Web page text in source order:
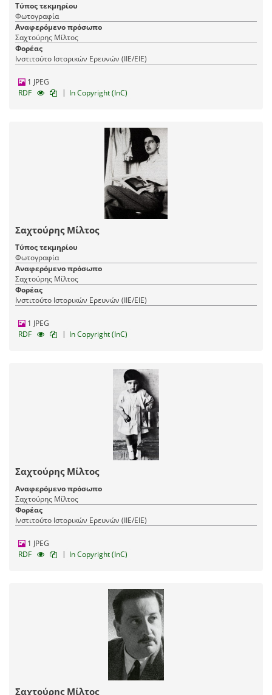
Τύπος τεκμηρίου
Φωτογραφία
Αναφερόμενο πρόσωπο
Σαχτούρης Μίλτος
Φορέας
Ινστιτούτο Ιστορικών Ερευνών (ΙΙΕ/ΕΙΕ)
1 JPEG
RDF
| In Copyright (InC)
Σαχτούρης Μίλτος
Τύπος τεκμηρίου
Φωτογραφία
Αναφερόμενο πρόσωπο
Σαχτούρης Μίλτος
Φορέας
Ινστιτούτο Ιστορικών Ερευνών (ΙΙΕ/ΕΙΕ)
1 JPEG
RDF
| In Copyright (InC)
Σαχτούρης Μίλτος
Αναφερόμενο πρόσωπο
Σαχτούρης Μίλτος
Φορέας
Ινστιτούτο Ιστορικών Ερευνών (ΙΙΕ/ΕΙΕ)
1 JPEG
RDF
| In Copyright (InC)
Σαχτούρης Μίλτος